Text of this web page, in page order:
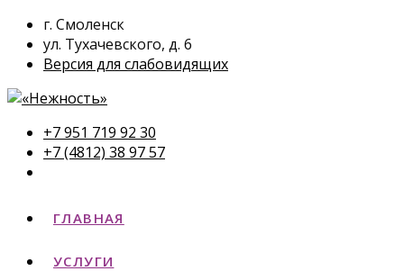
г. Смоленск
ул. Тухачевского, д. 6
Версия для слабовидящих
+7 951 719 92 30
+7 (4812) 38 97 57
ГЛАВНАЯ
УСЛУГИ